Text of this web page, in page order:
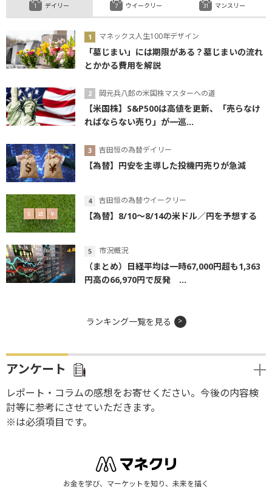
デイリー
マネックス人生100年デザイン
「墓じまい」には期限がある？墓じまいの流れ
とかかる費用を解説
岡元兵八郎の米国株マスターへの道
【米国株】S&P500は高値を更新、「売らなけ
ればならない売り」が一巡...
吉田恒の為替デイリー
【為替】円安を主導した投機円売りが急減
吉田恒の為替ウイークリー
【為替】8/10～8/14の米ドル／円を予想する
市況概況
（まとめ）日経平均は一時67,000円超も1,363
円高の66,970円で反発 ...
ウイークリー マンスリー
ランキング一覧を見る
アンケート
レポート・コラムの感想をお寄せください。今後の内容検
討等に参考にさせていただきます。
※は必須項目です。
お金を学び、マーケットを知り、未来を描く